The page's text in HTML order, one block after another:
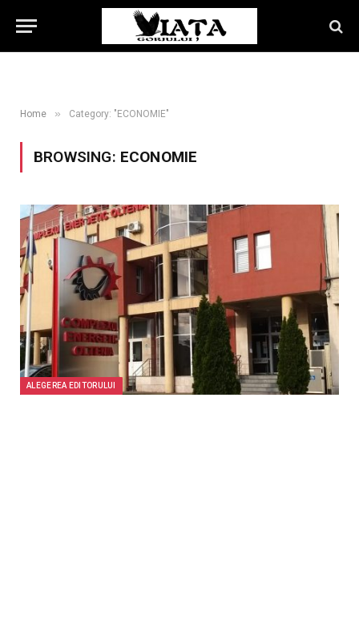
Home » Category: "ECONOMIE"
BROWSING: ECONOMIE
ALEGEREA EDITORULUI